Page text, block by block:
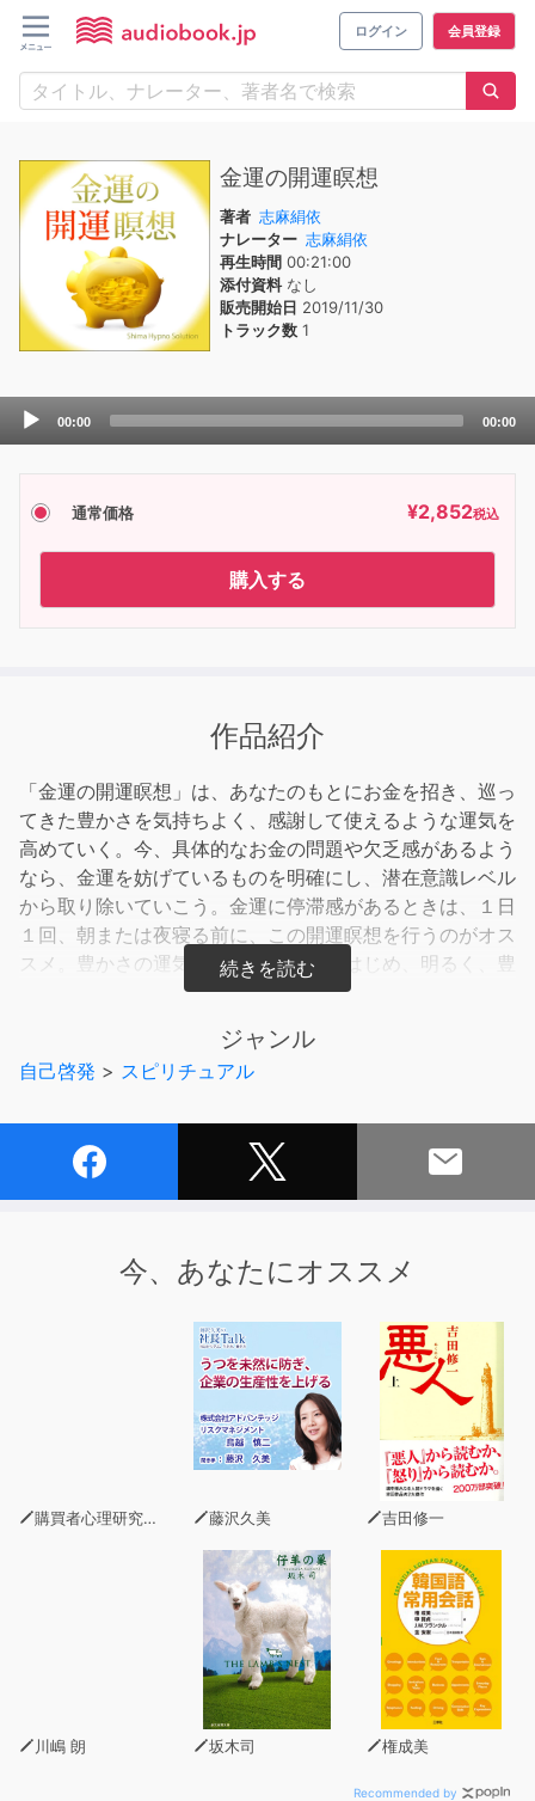
ログイン 会員登録
金運の開運瞑想
著者 志麻絹依
ナレーター 志麻絹依
再生時間 00:21:00
添付資料なし
販売開始日 2019/11/30
トラック数 1
Audio
Player
00:00 00:00
通常価格 ¥2,852税込
購入する
作品紹介
「金運の開運瞑想」は、あなたのもとにお金を招き、巡っ
てきた豊かさを気持ちよく、感謝して使えるような運気を
高めていく。今、具体的なお金の問題や欠乏感があるよう
なら、金運を妨げているものを明確にし、潜在意識レベル
から取り除いていこう。金運に停滞感があるときは、１日
１回、朝または夜寝る前に、この開運瞑想を行うのがオス
スメ。豊かさの運気がスムーズに流れはじめ、明るく、豊
かな気持ちも育んでいける。
ジャンル
自己啓発 > スピリチュアル
今、あなたにオススメ
購買者心理研究所 株式会社モデンナ 顧問 青木幹和 藤沢久美 吉田修一
川嶋 朗 坂木司 権成美
Recommended by